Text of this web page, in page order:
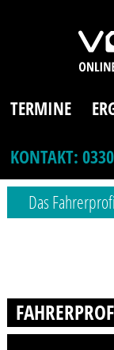
TERMINE
KONTAKT:
Das